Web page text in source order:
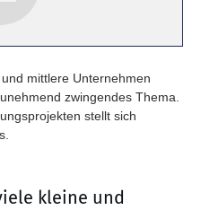
mittlere Unternehmen
zwingendes Thema.
stellt sich
kleine und